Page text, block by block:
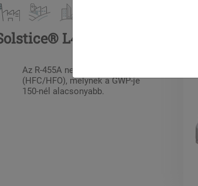
L40X
Az R-455A nem azeotróp keverék
(HFC/HFO), melynek a GWP-je
150-nél alacsonyabb.